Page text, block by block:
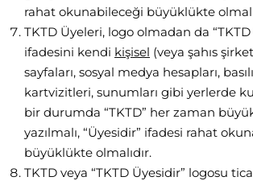
rahat okunabileceği büyüklükte
TKTD Üyeleri, logo olmadan da “TKTD
ifadesini kendi kişisel (veya şahıs
sayfaları, sosyal medya hesapları,
kartvizitleri, sunumları gibi yerlerde
bir durumda “TKTD” her zaman
yazılmalı, “Üyesidir” ifadesi rahat
büyüklükte olmalıdır.
TKTD veya “TKTD Üyesidir” logosu